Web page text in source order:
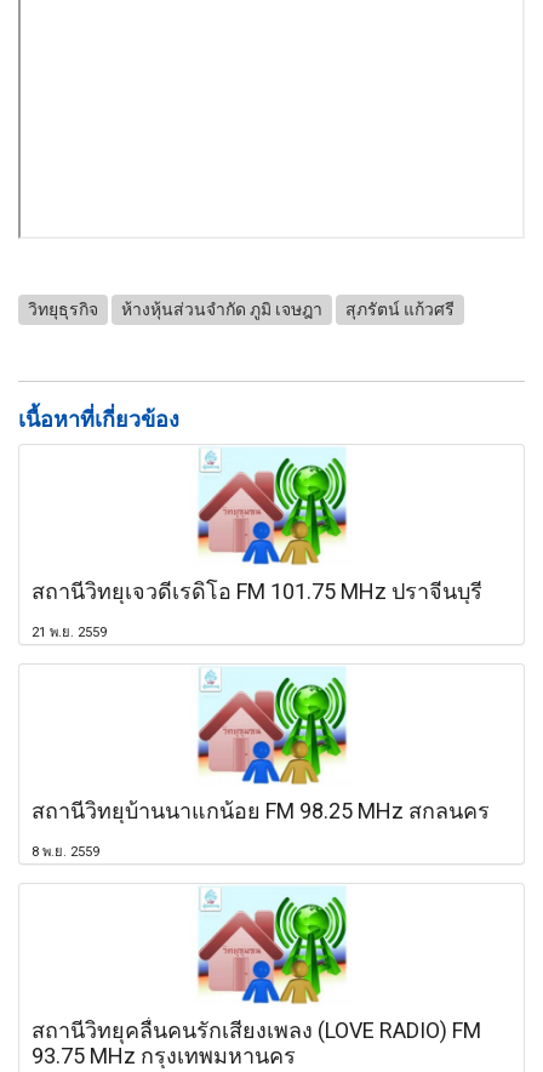
วิทยุธุรกิจ ห้างหุ้นส่วนจำกัด ภูมิ เจษฎา สุภรัตน์ แก้วศรี
เนื้อหาที่เกี่ยวข้อง
สถานีวิทยุเจวดีเรดิโอ FM 101.75 MHz ปราจีนบุรี
21 พ.ย. 2559
สถานีวิทยุบ้านนาแกน้อย FM 98.25 MHz สกลนคร
8 พ.ย. 2559
สถานีวิทยุคลื่นคนรักเสียงเพลง (LOVE RADIO) FM
93.75 MHz กรุงเทพมหานคร